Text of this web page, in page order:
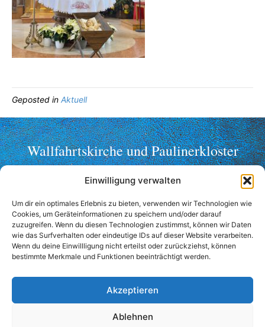
Einwilligung verwalten
Um dir ein optimales Erlebnis zu bieten, verwenden wir Technologien wie
Cookies, um Geräteinformationen zu speichern und/oder darauf
zuzugreifen. Wenn du diesen Technologien zustimmst, können wir Daten
wie das Surfverhalten oder eindeutige IDs auf dieser Website verarbeiten.
Wenn du deine Einwillligung nicht erteilst oder zurückziehst, können
bestimmte Merkmale und Funktionen beeinträchtigt werden.
Akzeptieren
Ablehnen
Geposted in Aktuell
Wallfahrtskirche und Paulinerkloster
Mariahilf ob Passau
Telefon: +49 (0)851 2356
Fax: +49 (0)851 36998
wallfahrt@mariahilf-passau.de
Anschrift:
Mariahilfberg 3
94032 Passau
Kontaktformular